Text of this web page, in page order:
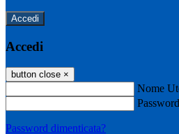
Accedi
Accedi
button close ×
Nome
Password
Password dimenticata?